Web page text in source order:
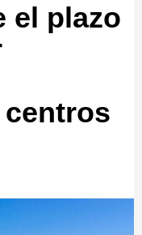
el plazo